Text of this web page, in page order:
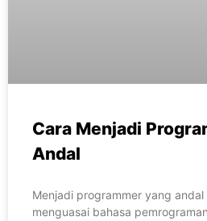
Cara Menjadi
Andal
Menjadi programmer yang
menguasai bahasa